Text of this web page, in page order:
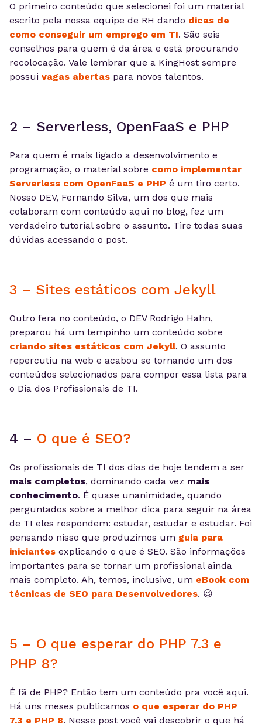
O primeiro conteúdo que selecionei foi um material
escrito pela nossa equipe de RH dando dicas de
como conseguir um emprego em TI. São seis
conselhos para quem é da área e está procurando
recolocação. Vale lembrar que a KingHost sempre
possui vagas abertas para novos talentos.
2 – Serverless, OpenFaaS e PHP
Para quem é mais ligado a desenvolvimento e
programação, o material sobre como implementar
Serverless com OpenFaaS e PHP é um tiro certo.
Nosso DEV, Fernando Silva, um dos que mais
colaboram com conteúdo aqui no blog, fez um
verdadeiro tutorial sobre o assunto. Tire todas suas
dúvidas acessando o post.
3 – Sites estáticos com Jekyll
Outro fera no conteúdo, o DEV Rodrigo Hahn,
preparou há um tempinho um conteúdo sobre
criando sites estáticos com Jekyll. O assunto
repercutiu na web e acabou se tornando um dos
conteúdos selecionados para compor essa lista para
o Dia dos Profissionais de TI.
4 – O que é SEO?
Os profissionais de TI dos dias de hoje tendem a ser
mais completos, dominando cada vez mais
conhecimento. É quase unanimidade, quando
perguntados sobre a melhor dica para seguir na área
de TI eles respondem: estudar, estudar e estudar. Foi
pensando nisso que produzimos um guia para
iniciantes explicando o que é SEO. São informações
importantes para se tornar um profissional ainda
mais completo. Ah, temos, inclusive, um eBook com
técnicas de SEO para Desenvolvedores. 😉
5 – O que esperar do PHP 7.3 e
PHP 8?
É fã de PHP? Então tem um conteúdo pra você aqui.
Há uns meses publicamos o que esperar do PHP
7.3 e PHP 8. Nesse post você vai descobrir o que há